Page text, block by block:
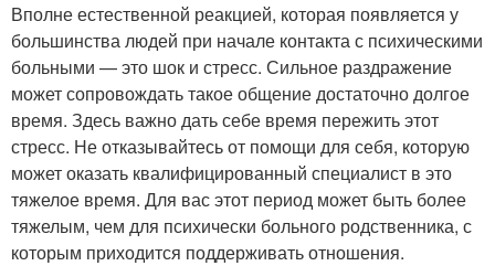
Вполне естественной реакцией, которая появляется у
большинства людей при начале контакта с психическими
больными — это шок и стресс. Сильное раздражение
может сопровождать такое общение достаточно долгое
время. Здесь важно дать себе время пережить этот
стресс. Не отказывайтесь от помощи для себя, которую
может оказать квалифицированный специалист в это
тяжелое время. Для вас этот период может быть более
тяжелым, чем для психически больного родственника, с
которым приходится поддерживать отношения.